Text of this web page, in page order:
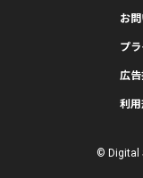
お
プ
広
利
© Digital